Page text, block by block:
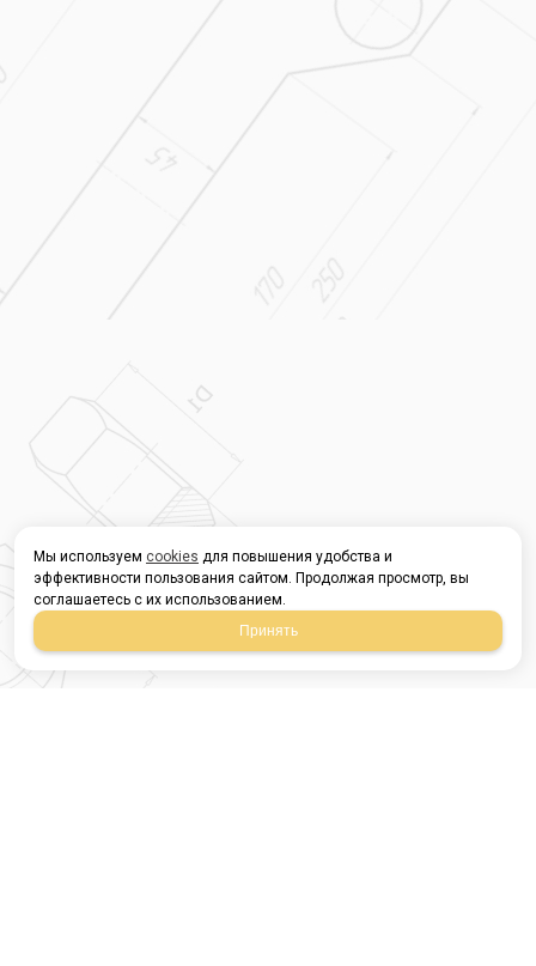
Мы используем cookies для повышения удобства и
эффективности пользования сайтом. Продолжая просмотр, вы
соглашаетесь с их использованием.
Принять